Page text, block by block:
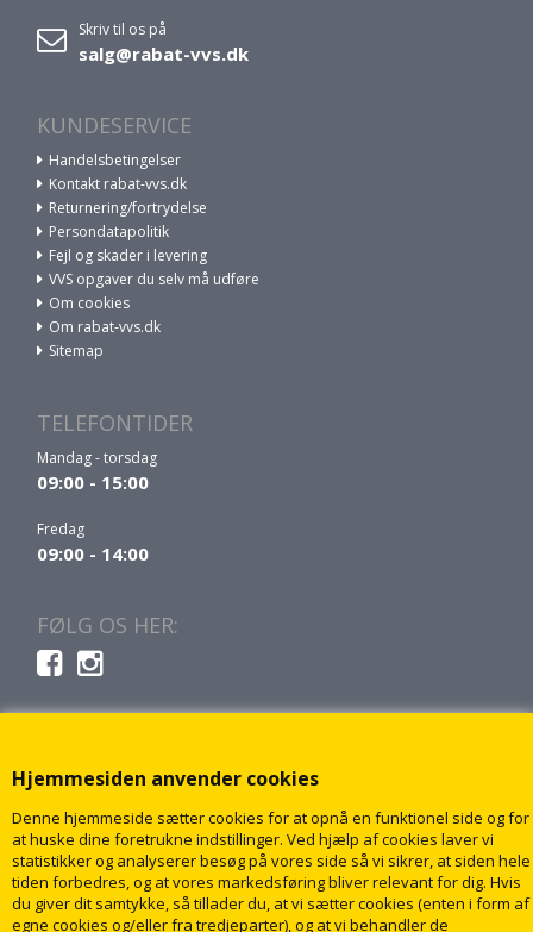
Hjemmesiden anvender cookies
Denne hjemmeside sætter cookies for at opnå en funktionel side og for
at huske dine foretrukne indstillinger. Ved hjælp af cookies laver vi
statistikker og analyserer besøg på vores side så vi sikrer, at siden hele
tiden forbedres, og at vores markedsføring bliver relevant for dig. Hvis
du giver dit samtykke, så tillader du, at vi sætter cookies (enten i form af
egne cookies og/eller fra tredjeparter), og at vi behandler de
Skriv til os på
salg@rabat-vvs.dk
KUNDESERVICE
Handelsbetingelser
Kontakt rabat-vvs.dk
Returnering/fortrydelse
Persondatapolitik
Fejl og skader i levering
VVS opgaver du selv må udføre
Om cookies
Om rabat-vvs.dk
Sitemap
TELEFONTIDER
Mandag - torsdag
09:00 - 15:00
Fredag
09:00 - 14:00
FØLG OS HER: